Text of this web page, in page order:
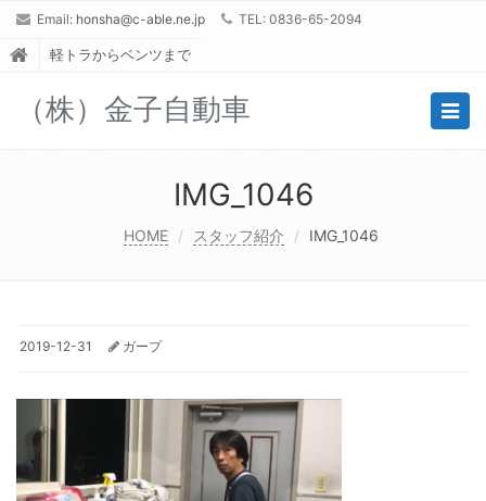
Email: honsha@c-able.ne.jp TEL: 0836-65-2094
軽トラからベンツまで
（株）金子自動車
IMG_1046
HOME スタッフ紹介 IMG_1046
2019-12-31 ガープ